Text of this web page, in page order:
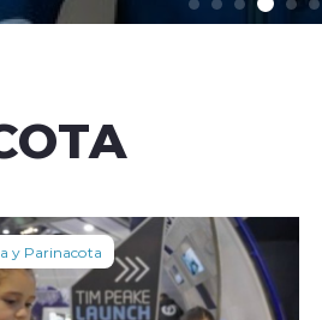
y Parinacota